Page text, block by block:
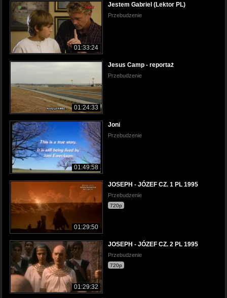
01:33:24
Jestem Gabriel (Lektor PL)
Przebudzenie
01:24:33
Jesus Camp - reportaż
Przebudzenie
01:49:58
Joni
Przebudzenie
01:29:50
JOSEPH - JÓZEF CZ. 1 PL 1995
Przebudzenie
720p
01:29:32
JOSEPH - JÓZEF CZ. 2 PL 1995
Przebudzenie
720p